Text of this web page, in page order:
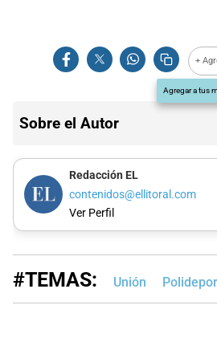
+
Agregar a tus
Sobre el Autor
Redacción EL
contenidos@ellitoral.com
Ver Perfil
#TEMAS: Unión